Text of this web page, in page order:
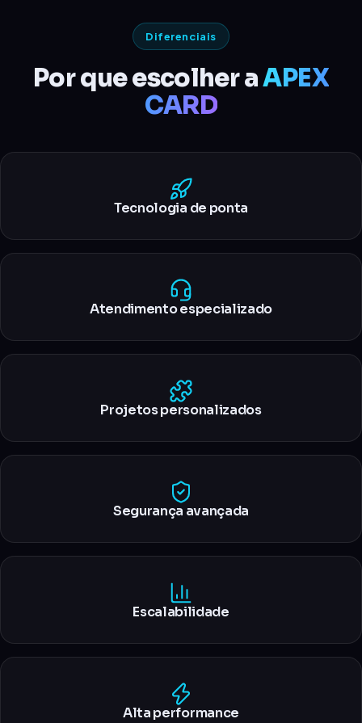
Diferenciais
Por que escolher aAPEX
CARD
Tecnologia de ponta
Atendimento especializado
Projetos personalizados
Segurança avançada
Escalabilidade
Alta performance